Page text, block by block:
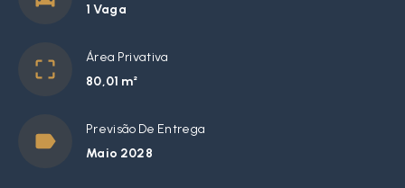
1 Vaga
Área Privativa
80,01 m²
Previsão De Entrega
Maio 2028